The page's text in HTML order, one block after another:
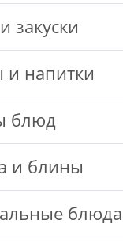
закуски
и напитки
блюд
и блины
блюда